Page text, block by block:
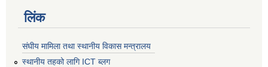
लिंक
संघीय मामिला तथा स्थानीय विकास मन्त्रालय
स्थानीय तहको लागि ICT ब्लग